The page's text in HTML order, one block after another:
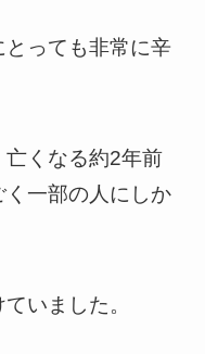
っても非常に辛
くなる約2年前
一部の人にしか
いました。